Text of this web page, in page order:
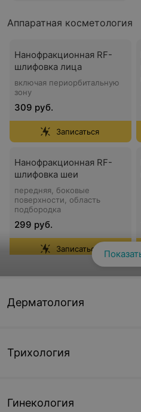
Аппаратная косметология
Нанофракционная RF-
шлифовка лица
включая периорбитальную
зону
309 руб.
Записаться
Нанофракционная RF-
шлифовка шеи
передняя, боковые
поверхности, область
подбородка
299 руб.
Записаться
Нанофракционная RF-
Дерматология
Трихология
Гинекология